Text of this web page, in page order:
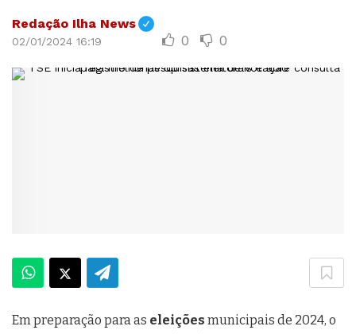
Redação Ilha News
02/01/2024 16:19 0 0
Em preparação para as eleições municipais de 2024, o